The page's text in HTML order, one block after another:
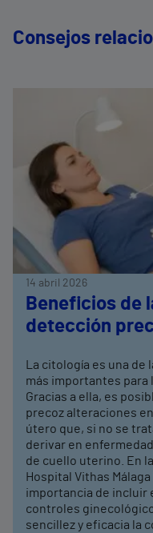
Consejos
14 abril 2026
Beneficios de
detección
La citología es una de
más importantes para
Gracias a ella, es
precoz alteraciones
útero que, si no se
derivar en
de cuello uterino. En
Hospital Vithas
importancia de incluir
controles
sencillez y eficacia la